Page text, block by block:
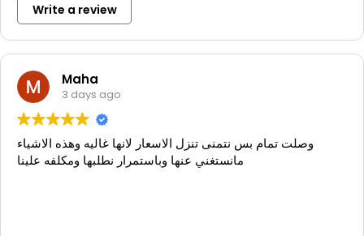
Write a review
Maha
3 days ago
وصلت تمام بس نتمنى تنزل الاسعار لانها غاليه وهذه الاشياء
مانستغني عنها وباستمرار نطلبها ومكلفه علينا